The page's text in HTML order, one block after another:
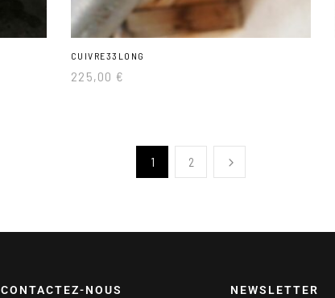
CUIVRE33LONG
225,00€
1 2
CONTACTEZ-NOUS NEWSLETTER